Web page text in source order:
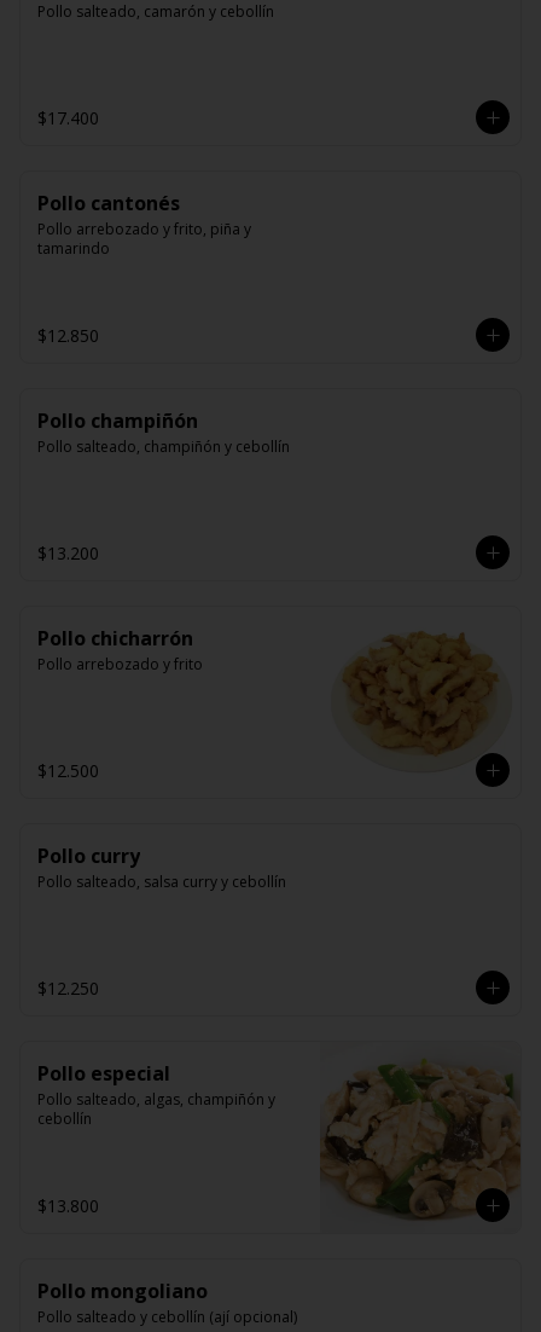
Pollo salteado, camarón y cebollín
$17.400
Pollo cantonés
Pollo arrebozado y frito, piña y
tamarindo
$12.850
Pollo champiñón
Pollo salteado, champiñón y cebollín
$13.200
Pollo chicharrón
Pollo arrebozado y frito
$12.500
Pollo curry
Pollo salteado, salsa curry y cebollín
$12.250
Pollo especial
Pollo salteado, algas, champiñón y
cebollín
$13.800
Pollo mongoliano
Pollo salteado y cebollín (ají opcional)